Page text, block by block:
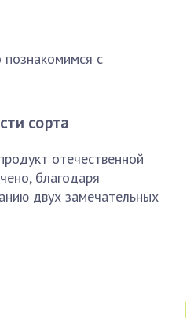
с
сорта
отечественной
благодаря
двух замечательных